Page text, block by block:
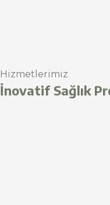
Hizmetlerimiz
İnovatif Sağlık